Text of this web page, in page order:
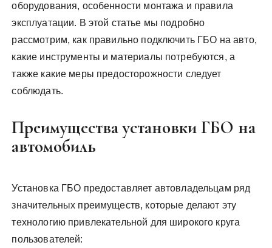
оборудования, особенности монтажа и правила
эксплуатации. В этой статье мы подробно
рассмотрим, как правильно подключить ГБО на авто,
какие инструменты и материалы потребуются, а
также какие меры предосторожности следует
соблюдать.
Преимущества установки ГБО на
автомобиль
Установка ГБО предоставляет автовладельцам ряд
значительных преимуществ, которые делают эту
технологию привлекательной для широкого круга
пользователей: